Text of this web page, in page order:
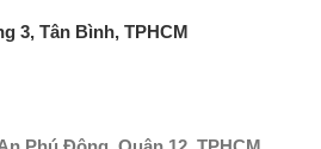
3, Tân Bình, TPHCM